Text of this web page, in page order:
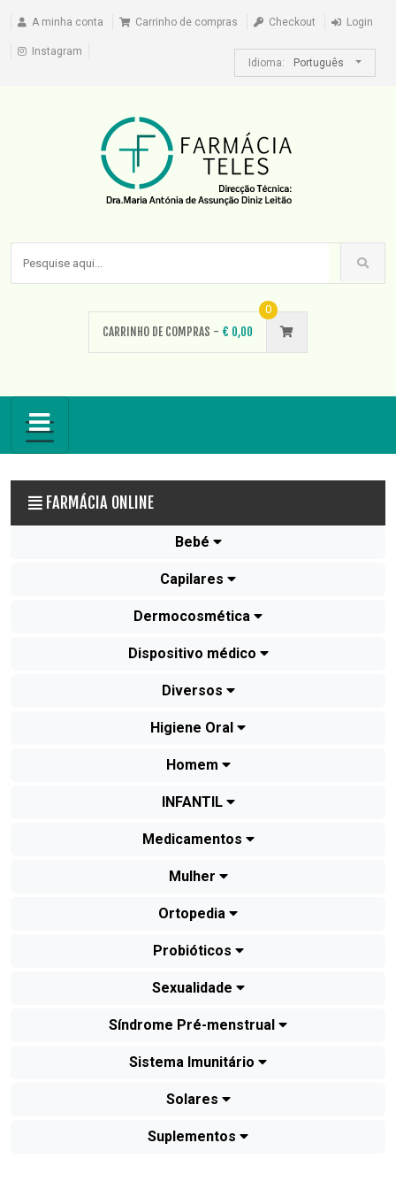
A minha conta Carrinho de compras Checkout Login
Instagram
Idioma:
Português
CARRINHO DE COMPRAS - € 0,00
0
FARMÁCIA ONLINE
Bebé
Capilares
Dermocosmética
Dispositivo médico
Diversos
Higiene Oral
Homem
INFANTIL
Medicamentos
Mulher
Ortopedia
Probióticos
Sexualidade
Síndrome Pré-menstrual
Sistema Imunitário
Solares
Suplementos